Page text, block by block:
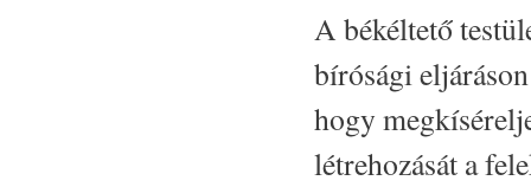
A békéltető
bírósági
hogy
létrehozását a